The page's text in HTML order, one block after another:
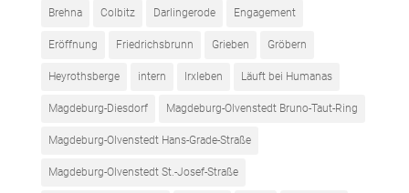
Brehna Colbitz Darlingerode Engagement
Eröffnung Friedrichsbrunn Grieben Gröbern
Heyrothsberge intern Irxleben Läuft bei Humanas
Magdeburg-Diesdorf Magdeburg-Olvenstedt Bruno-Taut-Ring
Magdeburg-Olvenstedt Hans-Grade-Straße
Magdeburg-Olvenstedt St.-Josef-Straße